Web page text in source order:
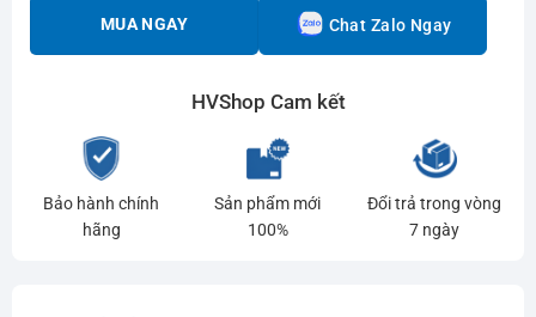
MUA NGAY Chat Zalo Ngay
HVShop Cam kết
Bảo hành chính
hãng
Sản phẩm mới
100%
Đổi trả trong vòng
7 ngày